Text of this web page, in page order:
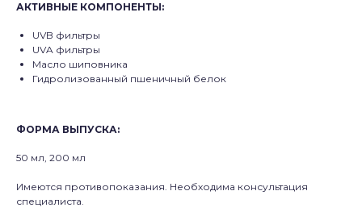
АКТИВНЫЕ КОМПОНЕНТЫ:
UVB фильтры
UVA фильтры
Масло шиповника
Гидролизованный пшеничный белок
ФОРМА ВЫПУСКА:
50 мл, 200 мл
Имеются противопоказания. Необходима консультация
специалиста.